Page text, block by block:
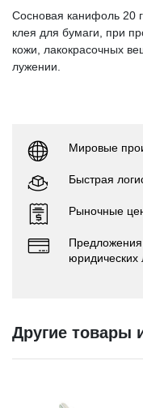
Сосновая канифоль 20
клея для бумаги, при
кожи, лакокрасочных
лужении.
Мировые
Быстрая
Рыночные
юридических
Другие товары